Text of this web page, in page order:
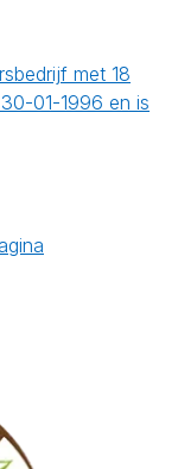
met 18
01-1996 en is